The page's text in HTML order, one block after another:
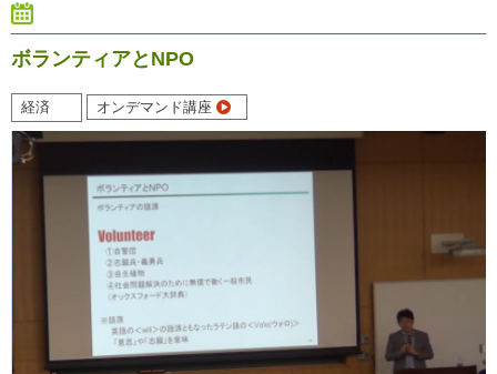
ボランティアとNPO
経済 オンデマンド講座